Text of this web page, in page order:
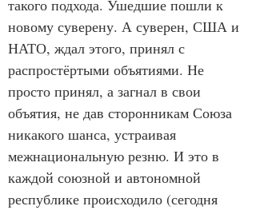
такого подхода. Ушедшие пошли к
новому суверену. А суверен, США и
НАТО, ждал этого, принял с
распростёртыми объятиями. Не
просто принял, а загнал в свои
объятия, не дав сторонникам Союза
никакого шанса, устраивая
межнациональную резню. И это в
каждой союзной и автономной
республике происходило (сегодня